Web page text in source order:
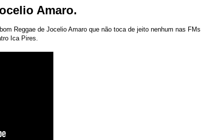
Amaro.
Reggae de Jocelio Amaro que não toca de jeito nenhum nas FMs
Ica Pires.